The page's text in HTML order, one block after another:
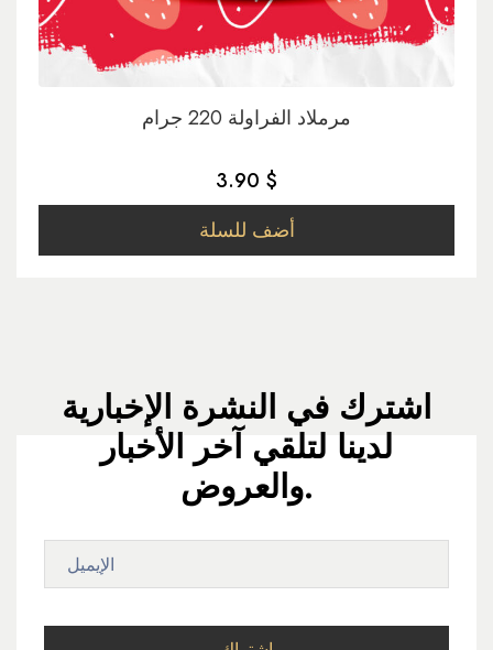
مرملاد الفراولة 220 جرام
3.90 $
أضف للسلة
اشترك في النشرة الإخبارية
لدينا لتلقي آخر الأخبار
والعروض.